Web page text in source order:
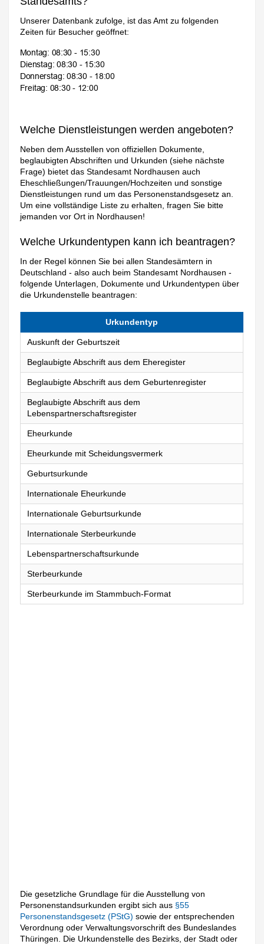
Unserer Datenbank zufolge, ist das Amt zu folgenden
Zeiten für Besucher geöffnet:
Welche Dienstleistungen werden angeboten?
Neben dem Ausstellen von offiziellen Dokumente,
beglaubigten Abschriften und Urkunden (siehe nächste
Frage) bietet das Standesamt Nordhausen auch
Eheschließungen/Trauungen/Hochzeiten und sonstige
Dienstleistungen rund um das Personenstandsgesetz an.
Um eine vollständige Liste zu erhalten, fragen Sie bitte
jemanden vor Ort in Nordhausen!
Welche Urkundentypen kann ich beantragen?
In der Regel können Sie bei allen Standesämtern in
Deutschland - also auch beim Standesamt Nordhausen -
folgende Unterlagen, Dokumente und Urkundentypen über
die Urkundenstelle beantragen:
Urkundentyp
Auskunft der Geburtszeit
Beglaubigte Abschrift aus dem Eheregister
Beglaubigte Abschrift aus dem Geburtenregister
Beglaubigte Abschrift aus dem
Lebenspartnerschaftsregister
Eheurkunde
Eheurkunde mit Scheidungsvermerk
Geburtsurkunde
Internationale Eheurkunde
Internationale Geburtsurkunde
Internationale Sterbeurkunde
Lebenspartnerschaftsurkunde
Sterbeurkunde
Sterbeurkunde im Stammbuch-Format
Die gesetzliche Grundlage für die Ausstellung von
Personenstandsurkunden ergibt sich aus §55
Personenstandsgesetz (PStG)sowie der entsprechenden
Verordnung oder Verwaltungsvorschrift des Bundeslandes
Thüringen. Die Urkundenstelle des Bezirks, der Stadt oder